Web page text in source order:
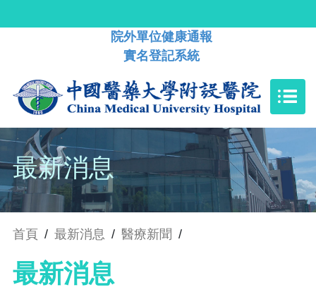
院外單位健康通報
實名登記系統
最新消息
首頁 / 最新消息 / 醫療新聞 /
最新消息